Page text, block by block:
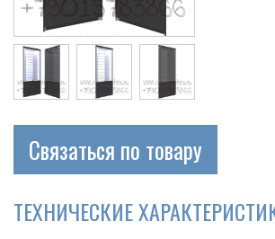
Связаться по товару
ТЕХНИЧЕСКИЕ